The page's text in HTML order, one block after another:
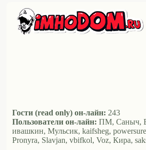
Гости (read only) он-лайн: 243
Пользователи он-лайн: ПМ, Саныч,
ивашкин, Мульсик, kaifsheg,
Pronyra, Slavjan, vbifkol, Voz, Кира,